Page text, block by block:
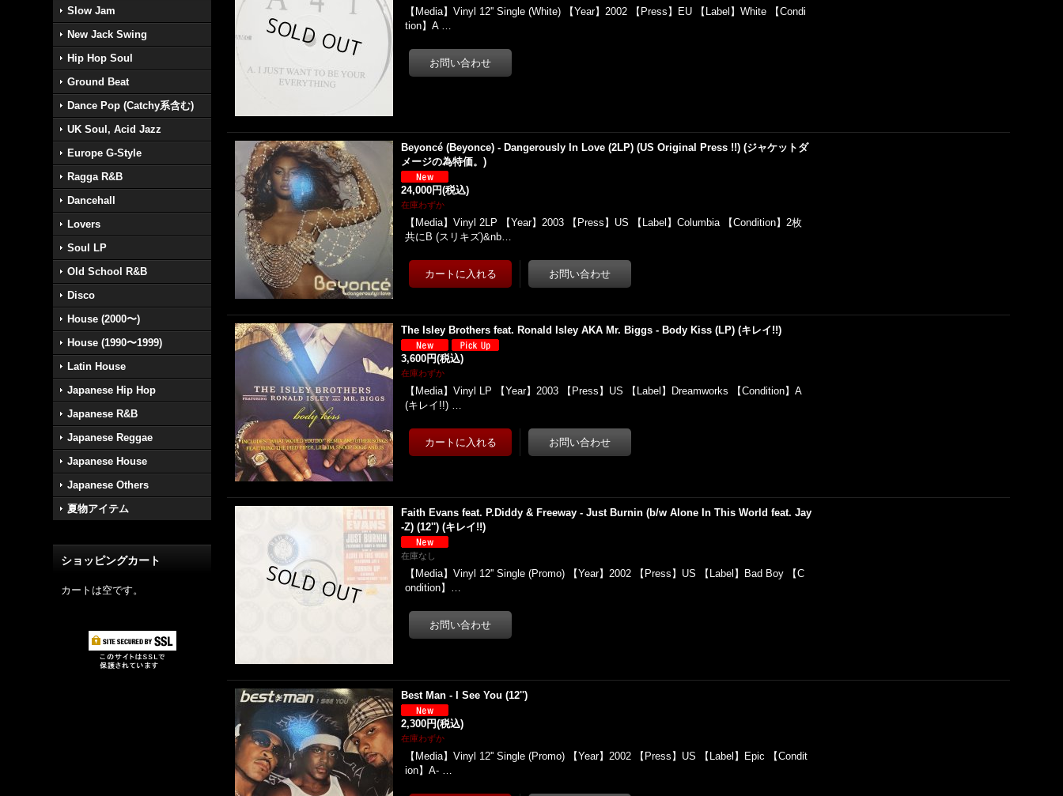
Slow Jam
New Jack Swing
Hip Hop Soul
Ground Beat
Dance Pop (Catchy系含む)
UK Soul, Acid Jazz
Europe G-Style
Ragga R&B
Dancehall
Lovers
Soul LP
Old School R&B
Disco
House (2000〜)
House (1990〜1999)
Latin House
Japanese Hip Hop
Japanese R&B
Japanese Reggae
Japanese House
Japanese Others
夏物アイテム
ショッピングカート
カートは空です。
【Media】Vinyl 12'' Single (White) 【Year】2002 【Press】EU 【Label】White 【Condi
tion】A …
Beyoncé (Beyonce) - Dangerously In Love (2LP) (US Original Press !!) (ジャケットダ
メージの為特価。)
24,000円(税込)
在庫わずか
【Media】Vinyl 2LP 【Year】2003 【Press】US 【Label】Columbia 【Condition】2枚
共にB (スリキズ)&nb…
The Isley Brothers feat. Ronald Isley AKA Mr. Biggs - Body Kiss (LP) (キレイ!!)
3,600円(税込)
在庫わずか
【Media】Vinyl LP 【Year】2003 【Press】US 【Label】Dreamworks 【Condition】A
(キレイ!!) …
Faith Evans feat. P.Diddy & Freeway - Just Burnin (b/w Alone In This World feat. Jay
-Z) (12'') (キレイ!!)
在庫なし
【Media】Vinyl 12'' Single (Promo) 【Year】2002 【Press】US 【Label】Bad Boy 【C
ondition】…
Best Man - I See You (12'')
2,300円(税込)
在庫わずか
【Media】Vinyl 12'' Single (Promo) 【Year】2002 【Press】US 【Label】Epic 【Condit
ion】A- …